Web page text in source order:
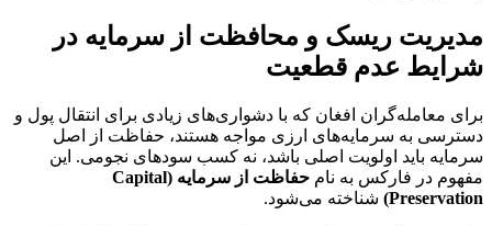
مدیریت ریسک و محافظت از سرمایه در
شرایط عدم قطعیت
برای معامله‌گران افغان که با دشواری‌های زیادی برای انتقال پول و
دسترسی به سرمایه‌های ارزی مواجه هستند، حفاظت از اصل
سرمایه باید اولویت اصلی باشد، نه کسب سودهای نجومی. این
مفهوم در فارکس به نام
حفاظت از سرمایه (Capital
Preservation) شناخته می‌شود.